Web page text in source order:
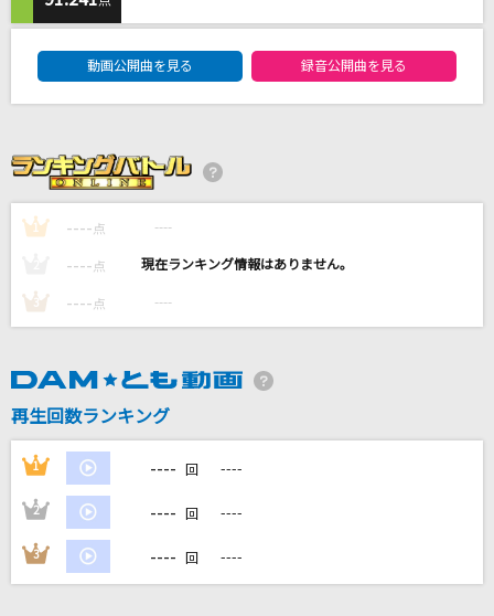
[生音]夢をかなえてドラえもん
mao
好きすぎて滅！
M!LK
ハナミズキ
一青 窈
[生音]チェリー
愛くださいませ
≠ME
DAMの新曲・ランキングなど
動画公開曲を見る 録音公開曲を見る
1 ---- 点 ----
---- 点 ----
3 ---- 点 ----
再生回数ランキング
1 ---- 回 ----
2 ---- 回 ----
3 ---- 回 ----